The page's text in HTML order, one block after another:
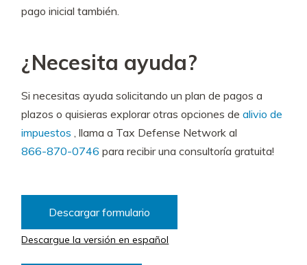
pago inicial también.
¿Necesita ayuda?
Si necesitas ayuda solicitando un plan de pagos a
plazos o quisieras explorar otras opciones dealivio de
impuestos , llama a Tax Defense Network al
866-870-0746 para recibir una consultoría gratuita!
Descargar formulario
Descargue la versión en español